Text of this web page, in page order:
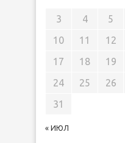
« ИЮЛ
3
4 5
10
11 12
17
18 19
24
25 26
31